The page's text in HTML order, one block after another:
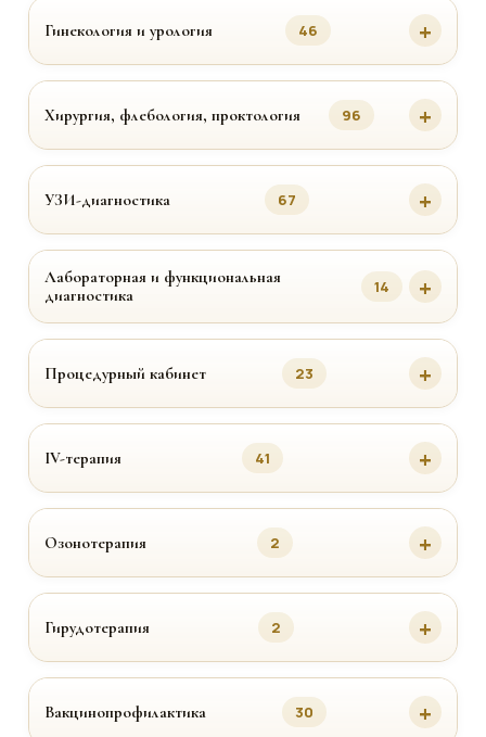
Гинекология и урология 46
Хирургия, флебология, проктология 96
УЗИ-диагностика 67
Лабораторная и функциональная
диагностика
14
Процедурный кабинет 23
IV-терапия 41
Озонотерапия 2
Гирудотерапия 2
Вакцинопрофилактика 30